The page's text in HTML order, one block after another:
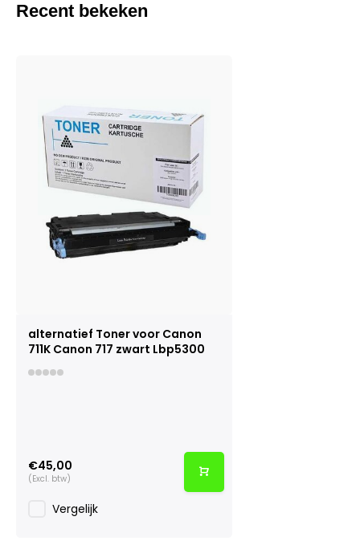
Recent bekeken
alternatief Toner voor Canon
711K Canon 717 zwart Lbp5300
€45,00
(Excl. btw)
Vergelijk